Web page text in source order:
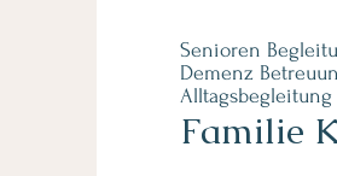
Senioren
Demenz
Alltagsbegleitung
Familie